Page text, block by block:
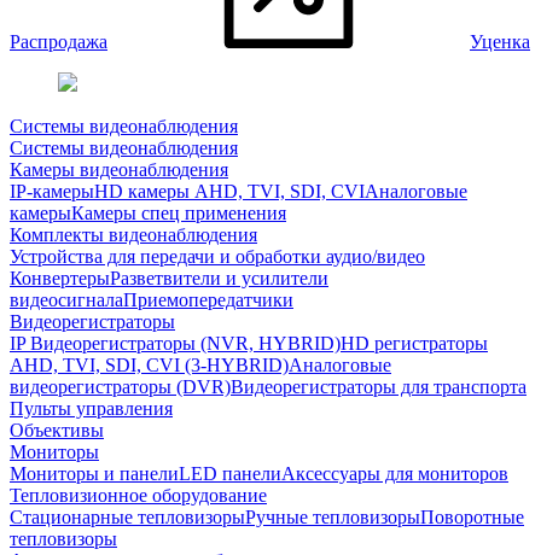
Распродажа Уценка
Системы видеонаблюдения
Системы видеонаблюдения
Камеры видеонаблюдения
IP-камерыHD камеры AHD, TVI, SDI, CVIАналоговые
камерыКамеры спец применения
Комплекты видеонаблюдения
Устройства для передачи и обработки аудио/видео
КонвертерыРазветвители и усилители
видеосигналаПриемопередатчики
Видеорегистраторы
IP Видеорегистраторы (NVR, HYBRID)HD регистраторы
AHD, TVI, SDI, CVI (3-HYBRID)Аналоговые
видеорегистраторы (DVR)Видеорегистраторы для транспорта
Пульты управления
Объективы
Мониторы
Мониторы и панелиLED панелиАксессуары для мониторов
Тепловизионное оборудование
Стационарные тепловизорыРучные тепловизорыПоворотные
тепловизоры